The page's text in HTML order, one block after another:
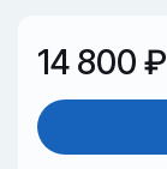
14 800 ₽